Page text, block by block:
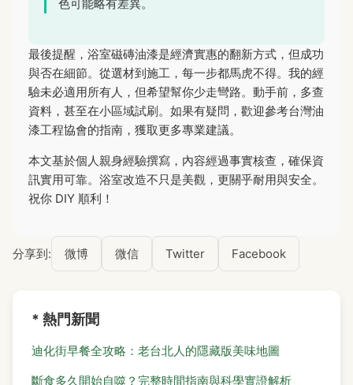
色可能略有差異。
最後提醒，浴室磁磚油漆是經濟實惠的翻新方式，但成功
與否在細節。從選材到施工，每一步都馬虎不得。我的經
驗未必適用所有人，但希望幫你少走彎路。動手前，多查
資料，甚至在小區域試刷。如果有疑問，歡迎參考台灣油
漆工程協會的指南，獲取更多專業建議。
本文基於個人親身經驗撰寫，內容經過事實核查，確保資
訊實用可靠。浴室改造不只是美觀，更關乎耐用與安全。
祝你 DIY 順利！
分享到: 微博 微信 Twitter Facebook
* 熱門新聞
迪化街早餐全攻略：老台北人的隱藏版美味地圖
斷食多久開始自噬？完整時間指南與科學實證解析